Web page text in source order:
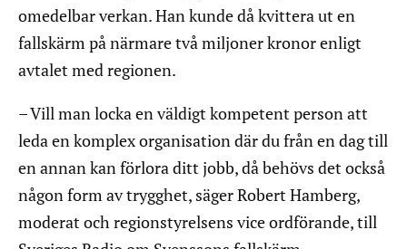
omedelbar verkan. Han kunde då kvittera ut en
fallskärm på närmare två miljoner kronor enligt
avtalet med regionen.
– Vill man locka en väldigt kompetent person att
leda en komplex organisation där du från en dag till
en annan kan förlora ditt jobb, då behövs det också
någon form av trygghet, säger Robert Hamberg,
moderat och regionstyrelsens vice ordförande, till